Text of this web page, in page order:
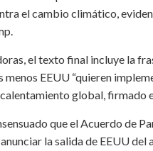
el cambio climático,
el texto final incluye la
EEUU “quieren
global, firmado
que el Acuerdo de
la salida de EEUU del